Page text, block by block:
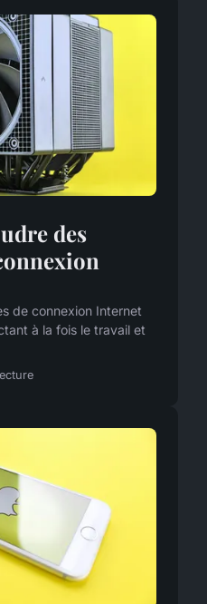
des
de connexion Internet
à la fois le travail et